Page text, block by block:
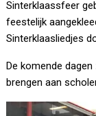
Sinterklaassfeer
feestelijk
Sinterklaasliedjes
De komende
brengen aan